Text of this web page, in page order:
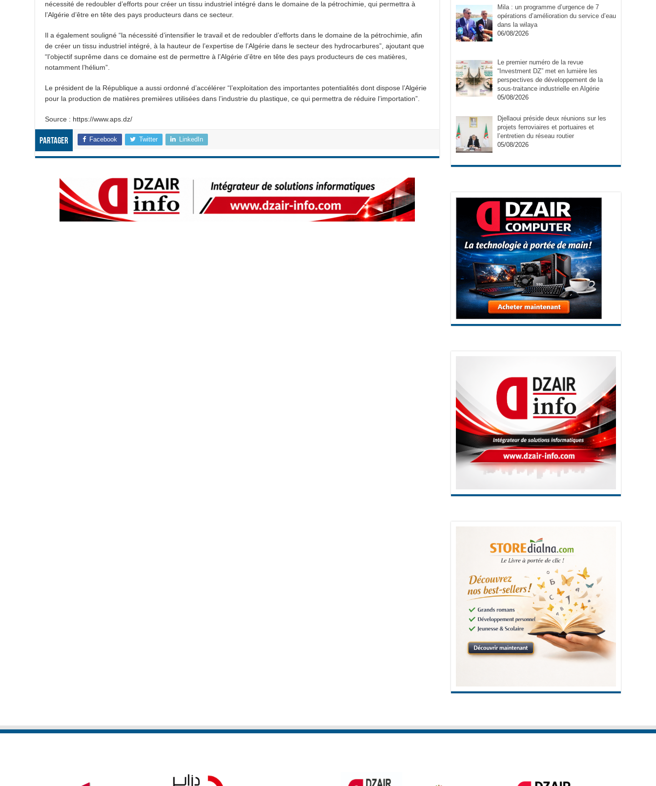
nécessité de redoubler d’efforts pour créer un tissu industriel intégré dans le domaine de la pétrochimie, qui permettra à
l’Algérie d’être en tête des pays producteurs dans ce secteur.
Il a également souligné “la nécessité d’intensifier le travail et de redoubler d’efforts dans le domaine de la pétrochimie, afin
de créer un tissu industriel intégré, à la hauteur de l’expertise de l’Algérie dans le secteur des hydrocarbures”, ajoutant que
“l’objectif suprême dans ce domaine est de permettre à l’Algérie d’être en tête des pays producteurs de ces matières,
notamment l’hélium”.
Le président de la République a aussi ordonné d’accélérer “l’exploitation des importantes potentialités dont dispose l’Algérie
pour la production de matières premières utilisées dans l’industrie du plastique, ce qui permettra de réduire l’importation”.
Source : https://www.aps.dz/
Partager Facebook Twitter LinkedIn
Mila : un programme d’urgence de 7
opérations d’amélioration du service d’eau
dans la wilaya
06/08/2026
Le premier numéro de la revue
“Investment DZ” met en lumière les
perspectives de développement de la
sous-traitance industrielle en Algérie
05/08/2026
Djellaoui préside deux réunions sur les
projets ferroviaires et portuaires et
l’entretien du réseau routier
05/08/2026